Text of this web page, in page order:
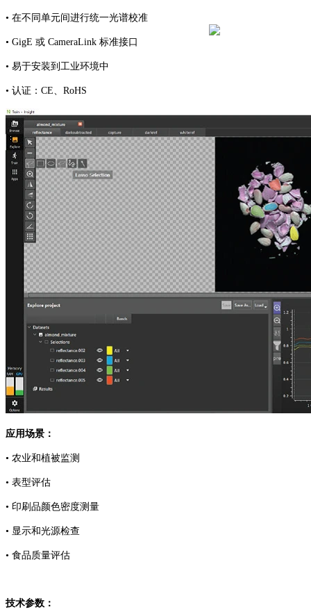
• 在不同单元间进行统一光谱校准
• GigE 或 CameraLink 标准接口
• 易于安装到工业环境中
• 认证：CE、RoHS
应用场景：
• 农业和植被监测
• 表型评估
• 印刷品颜色密度测量
• 显示和光源检查
• 食品质量评估
技术参数：